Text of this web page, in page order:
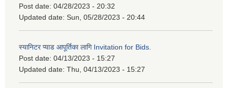
Post date: 04/28/2023 - 20:32
Updated date: Sun, 05/28/2023 - 20:44
स्यानिटर प्याड आपूर्तिका लागि Invitation for Bids.
Post date: 04/13/2023 - 15:27
Updated date: Thu, 04/13/2023 - 15:27